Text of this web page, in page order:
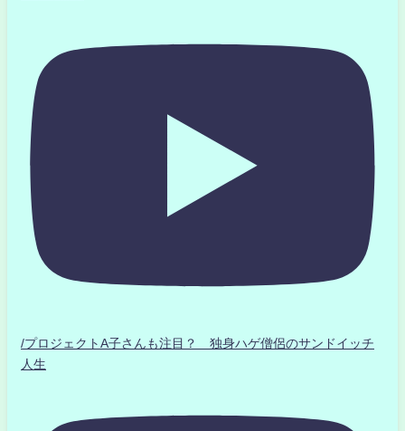
/プロジェクトA子さんも注目？ 独身ハゲ僧侶のサンドイッチ
人生